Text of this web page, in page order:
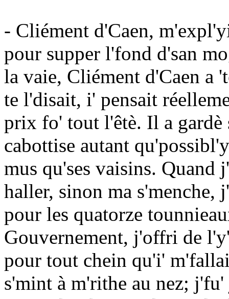
- Cliément d'Caen,
pour supper l'fond d'san
la vaie, Cliément d'Caen a
te l'disait, i' pensait
prix fo' tout l'êtè. Il a gardè
cabottise autant
mus qu'ses vaisins. Quand
haller, sinon ma
pour les quatorze
Gouvernement, j'offri de
pour tout chein qu'i'
s'mint à m'rithe au nez;